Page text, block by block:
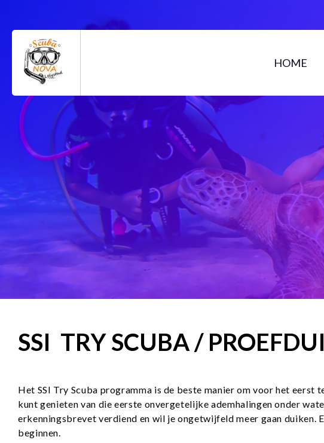
HOME
SSI TRY SCUBA /
Het SSI Try Scuba programma is de beste manier om voor het
kunt genieten van die eerste onvergetelijke ademhalingen onder
erkenningsbrevet verdiend en wil je ongetwijfeld meer gaan duiken.
beginnen.